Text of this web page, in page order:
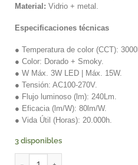
Material: Vidrio + metal.
Especificaciones técnicas
● Temperatura de color (CCT):
● Color: Dorado + Smoky.
● W Máx. 3W LED | Máx. 15W.
● Tensión: AC100-270V.
● Flujo luminoso (lm): 240Lm.
● Eficacia (lm/W): 80lm/W.
● Vida Útil (Horas): 20.000h.
3 disponibles
Lámpara Decorativa Colgante